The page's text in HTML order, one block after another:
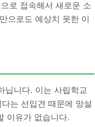
로 접속해서 새로운 소
으로도 예상치 못한 이
닙니다. 이는 사립학교
는 선입견 때문에 망설
이유가 없습니다.